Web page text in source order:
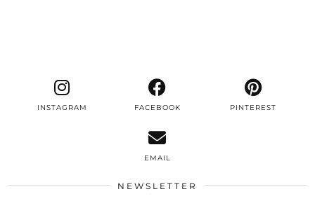
INSTAGRAM FACEBOOK PINTEREST
EMAIL
NEWSLETTER